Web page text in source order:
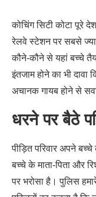
कोचिंग सिटी कोटा पूरे
रेलवे स्टेशन पर सबसे
कौने-कौने से यहां बच्चे
इंतजाम होने का भी
अचानक गायब होने से
धरने पर बैठे
पीड़ित परिवार अपने
बच्चे के माता-पिता और
पर भरोसा है। पुलिस